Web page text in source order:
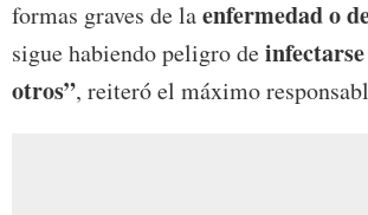
formas graves de laenfermedad o
sigue habiendo peligro deinfectarse
otros”, reiteró el máximo